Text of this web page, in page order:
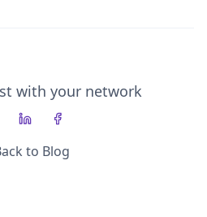
with your network
to Blog